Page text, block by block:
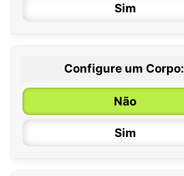
Sim
Configure um Corpo:
Não
Sim